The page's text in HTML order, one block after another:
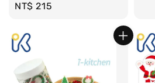
Regular
NT$ 215